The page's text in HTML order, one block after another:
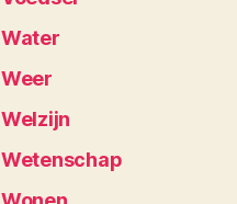
Water
Weer
Welzijn
Wetenschap